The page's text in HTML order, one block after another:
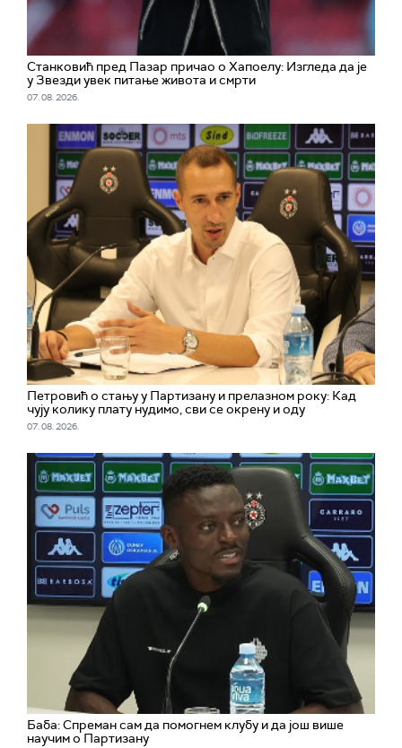
Станковић пред Пазар причао о Хапоелу: Изгледа да је
у Звезди увек питање живота и смрти
07. 08. 2026.
Петровић о стању у Партизану и прелазном року: Кад
чују колику плату нудимо, сви се окрену и оду
07. 08. 2026.
Баба: Спреман сам да помогнем клубу и да још више
научим о Партизану